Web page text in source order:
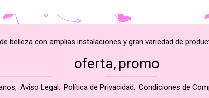
belleza con amplias instalaciones y gran variedad de
oferta promo
Aviso Legal Política de Privacidad Condiciones de